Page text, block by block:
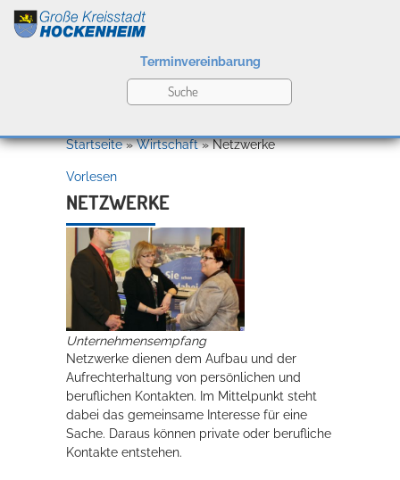
Kultur
Bildung
Wirtschaft
Rathaus
Terminvereinbarung
Willkommen in Hockenheim
Startseite»Wirtschaft»Netzwerke
Vorlesen
NETZWERKE
Unternehmensempfang
Netzwerke dienen dem Aufbau und der
Aufrechterhaltung von persönlichen und
beruflichen Kontakten. Im Mittelpunkt steht
dabei das gemeinsame Interesse für eine
Sache. Daraus können private oder berufliche
Kontakte entstehen.